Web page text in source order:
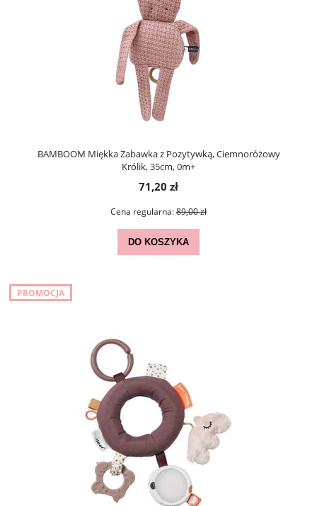
BAMBOOM Miękka Zabawka z Pozytywką, Ciemnoróżowy
Królik, 35cm, 0m+
71,20 zł
Cena regularna:89,00 zł
DO KOSZYKA
PROMOCJA